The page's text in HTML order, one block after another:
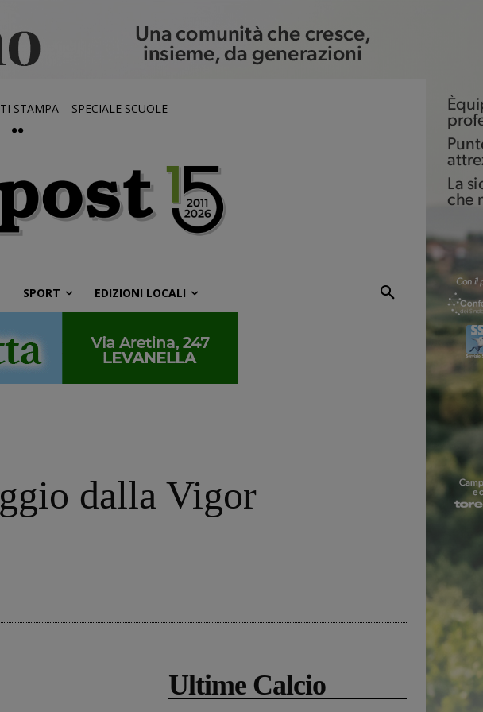
STAMPA SPECIALE SCUOLE
SPORT EDIZIONI LOCALI
dalla Vigor
Ultime Calcio